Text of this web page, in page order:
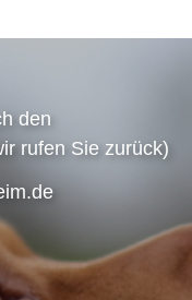
den
rufen Sie zurück)